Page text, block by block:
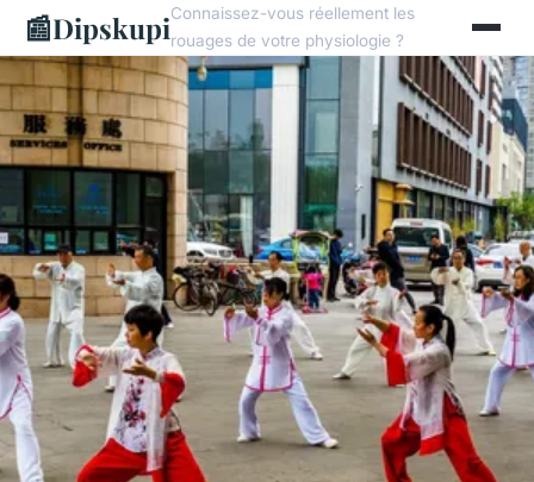
📰DipskupiConnaissez-vous réellement les
rouages de votre physiologie ?